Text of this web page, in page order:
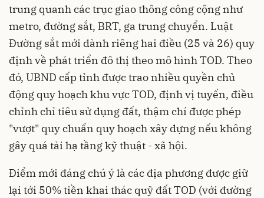
trung quanh các trục giao thông công cộng như
metro, đường sắt, BRT, ga trung chuyển. Luật
Đường sắt mới dành riêng hai điều (25 và 26) quy
định về phát triển đô thị theo mô hình TOD. Theo
đó, UBND cấp tỉnh được trao nhiều quyền chủ
động quy hoạch khu vực TOD, định vị tuyến, điều
chỉnh chỉ tiêu sử dụng đất, thậm chí được phép
"vượt" quy chuẩn quy hoạch xây dựng nếu không
gây quá tải hạ tầng kỹ thuật - xã hội.
Điểm mới đáng chú ý là các địa phương được giữ
lại tới 50% tiền khai thác quỹ đất TOD (với đường